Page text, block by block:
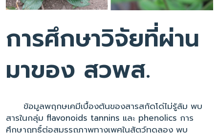
การศึกษาวิจัยที่ผ่าน
มาของ สวพส.
ข้อมูลพฤกษเคมีเบื้องต้นของสารสกัดโด่ไม่รู้ล้ม พบ
สารในกลุ่ม flavonoids tannins และ phenolics การ
ศึกษาฤทธิ์ต่อสมรรถภาพทางเพศในสัตว์ทดลอง พบ